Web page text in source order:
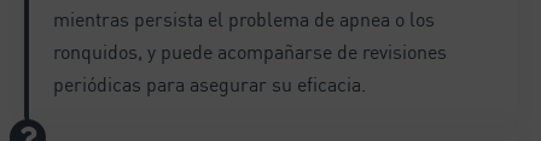
mientras persista el problema de apnea o los
ronquidos, y puede acompañarse de revisiones
periódicas para asegurar su eficacia.